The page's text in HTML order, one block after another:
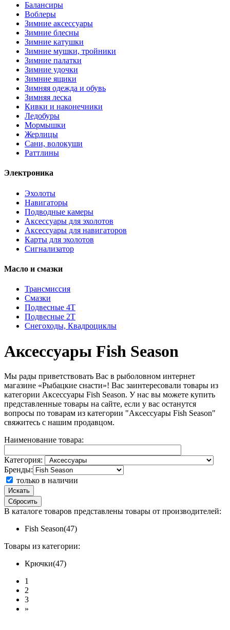
Балансиры
Воблеры
Зимние аксессуары
Зимние блесны
Зимние катушки
Зимние мушки, тройники
Зимние палатки
Зимние удочки
Зимние ящики
Зимняя одежда и обувь
Зимняя леска
Кивки и наконечники
Ледобуры
Мормышки
Жерлицы
Сани, волокуши
Раттлины
Электроника
Эхолоты
Навигаторы
Подводные камеры
Аксессуары для эхолотов
Аксессуары для навигаторов
Карты для эхолотов
Сигнализатор
Масло и смазки
Трансмиссия
Смазки
Подвесные 4Т
Подвесные 2Т
Снегоходы, Квадроциклы
Аксессуары Fish Season
Мы рады приветствовать Вас в рыболовном интернет
магазине «Рыбацкие снасти»! Вас заинтересовали товары из
категории Аксессуары Fish Season. У нас вы можете купить
представленные товары на сайте, если у вас останутся
вопросы по товарам из категории "Аксессуары Fish Season"
свяжитесь с нашим продавцом.
Наименование товара:
Категория:
Бренды:
только в наличии
Искать
Сбросить
В каталоге товаров представлены товары от производителей:
Fish Season(47)
Товары из категории:
Крючки(47)
1
2
3
»